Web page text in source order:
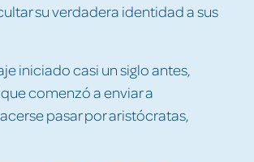
su verdadera identidad a sus
iniciado casi un siglo antes,
comenzó a enviar a
pasar por aristócratas,